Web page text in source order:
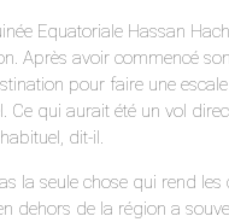
Equatoriale Hassan
Après avoir commencé
pour faire une
Ce qui aurait été un vol
dit-il.
la seule chose qui rend
dehors de la région a